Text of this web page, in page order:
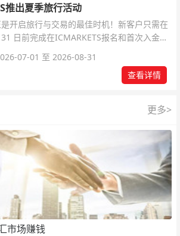
推出夏季旅行活动
开启旅行与交易的最佳时机！新客户只需在
日前完成在ICMARKETS报名和首次入金即
07-01 至 2026-08-31
查看详情
更多>
市场赚钱